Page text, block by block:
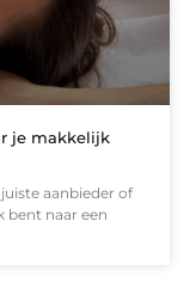
je makkelijk
aanbieder of
bent naar een